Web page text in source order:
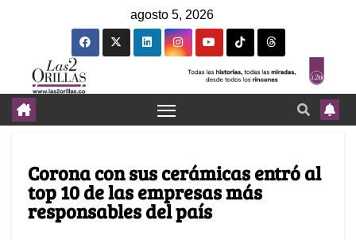
agosto 5, 2026
Corona con sus cerámicas entró al
top 10 de las empresas más
responsables del país